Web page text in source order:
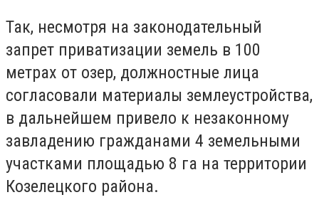
Так, несмотря на законодательный
запрет приватизации земель в 100
метрах от озер, должностные лица
согласовали материалы землеустройства,
в дальнейшем привело к незаконному
завладению гражданами 4 земельными
участками площадью 8 га на территории
Козелецкого района.